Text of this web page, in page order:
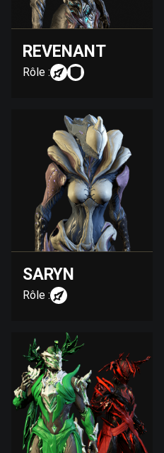
REVENANT
Rôle :
SARYN
Rôle :